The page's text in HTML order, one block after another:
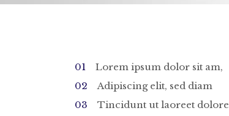
Lorem ipsum dolor sit am,
Adipiscing elit, sed diam
Tincidunt ut laoreet dolore